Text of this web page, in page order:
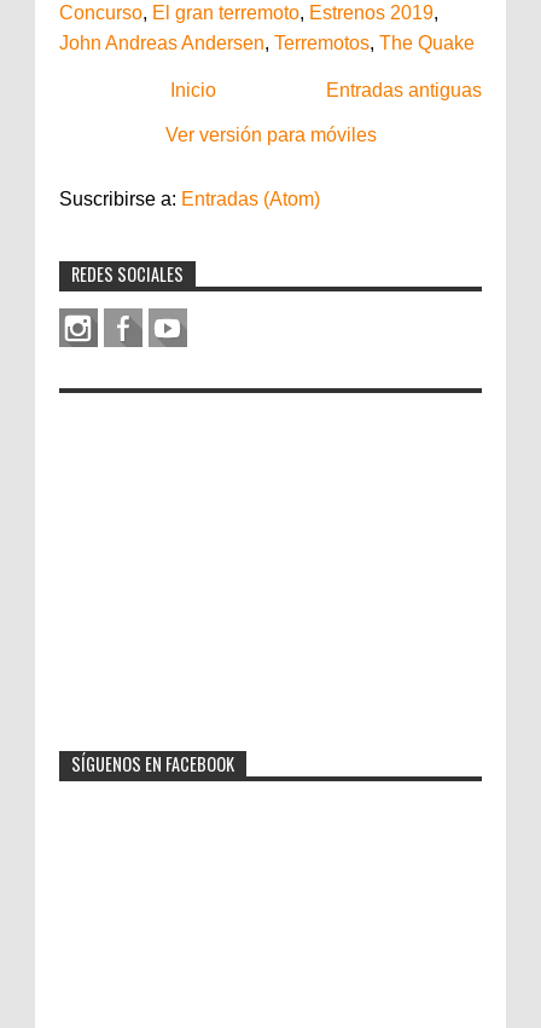
Concurso, El gran terremoto, Estrenos 2019,
John Andreas Andersen, Terremotos, The Quake
Entradas antiguas
Inicio
Ver versión para móviles
Suscribirse a: Entradas (Atom)
REDES SOCIALES
SÍGUENOS EN FACEBOOK